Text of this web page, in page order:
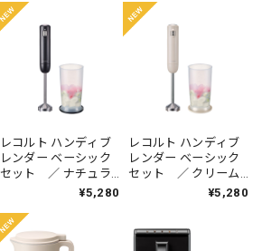
レコルト ハンディブ
レンダー ベーシック
セット ／ ナチュラ
ルブラック RHB-3B
¥5,280
レコルト ハンディブ
レンダー ベーシック
セット ／ クリーム
ホワイト RHB-3B¥5,280